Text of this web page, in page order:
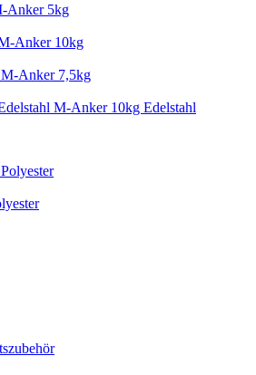
Anker 5kg
Anker 10kg
M-Anker 7,5kg
M-Anker 10kg Edelstahl